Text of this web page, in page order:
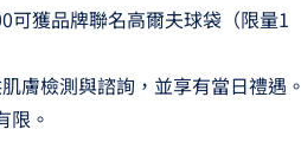
獲品牌聯名高爾夫球袋（限量1
膚檢測與諮詢，並享有當日禮遇。
限。